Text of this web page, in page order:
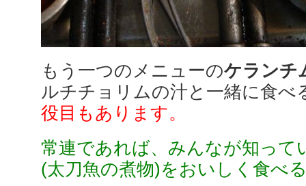
もう一つのメニューのケランチ
ルチチョリムの汁と一緒に食べ
役目もあります。
常連であれば、みんなが知って
(太刀魚の煮物)をおいしく食べ